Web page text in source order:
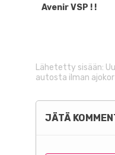
Avenir VSP ! !
Lähetetty sisään:
autosta ilman
JÄTÄ